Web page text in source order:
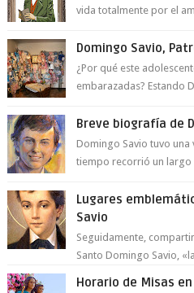
vida totalmente por el
Domingo Savio,
¿Por qué este
embarazadas? Estando
Breve biografía de
Domingo Savio tuvo una
tiempo recorrió un largo
Lugares
Savio
Seguidamente,
Santo Domingo Savio,
Horario de Misas